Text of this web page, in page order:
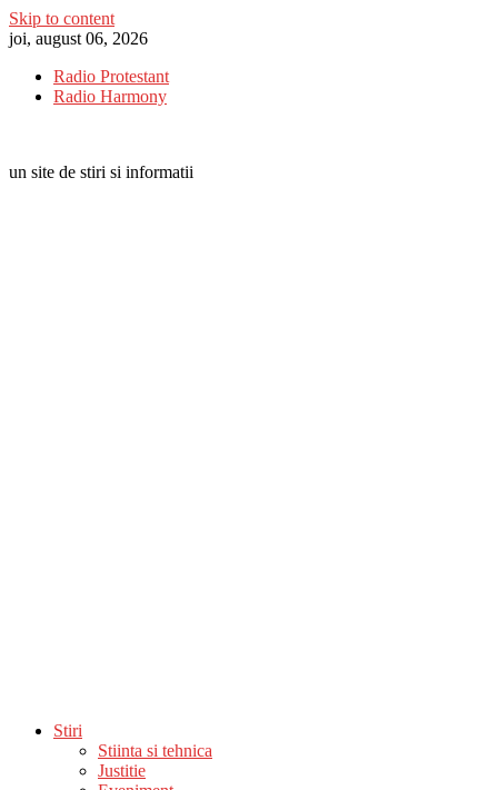
Skip to content
joi, august 06, 2026
Radio Protestant
Radio Harmony
un site de stiri si informatii
Stiri
Stiinta si tehnica
Justitie